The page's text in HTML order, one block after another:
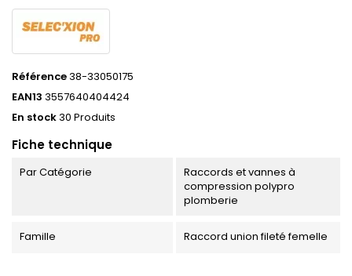
Référence38-33050175
EAN13 3557640404424
En stock30 Produits
Fiche technique
Par Catégorie
Raccords et vannes à
compression polypro
plomberie
Famille Raccord union fileté femelle